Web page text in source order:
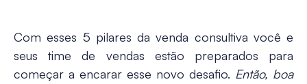
Com esses 5 pilares da venda consultiva você e
seus time de vendas estão preparados para
começar a encarar esse novo desafio. Então, boa